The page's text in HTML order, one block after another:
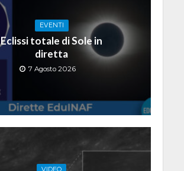
EVENTI
Eclissi totale di Sole in
diretta
7 Agosto 2026